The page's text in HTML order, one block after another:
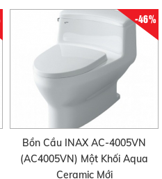
-46%
Bồn Cầu INAX AC-4005VN
(AC4005VN) Một Khối Aqua
Ceramic Mới